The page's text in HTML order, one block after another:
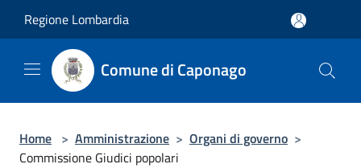
Regione Lombardia
Comune di Caponago
Home > Amministrazione > Organi di governo >
Commissione Giudici popolari